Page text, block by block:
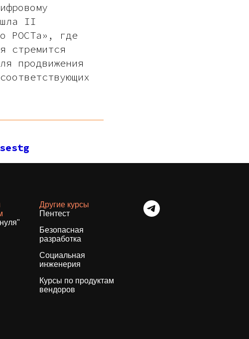
II
РОСТа», где
стремится
продвижения
Другие курсы
Пентест
Безопасная
разработка
Социальная
инженерия
Курсы по продуктам
вендоров